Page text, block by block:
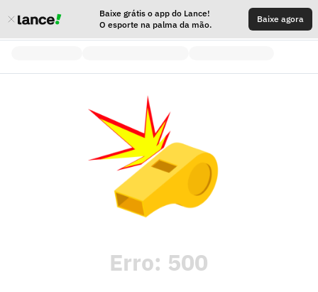
Baixe grátis o app do Lance!
O esporte na palma da mão.
Baixe agora
Erro: 500